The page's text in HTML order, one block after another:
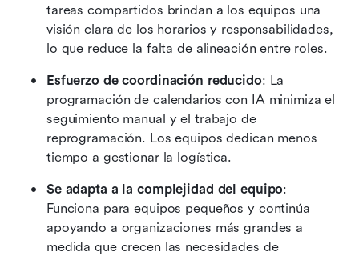
tareas compartidos brindan a los equipos una
visión clara de los horarios y responsabilidades,
lo que reduce la falta de alineación entre roles.
Esfuerzo de coordinación reducido: La
programación de calendarios con IA minimiza el
seguimiento manual y el trabajo de
reprogramación. Los equipos dedican menos
tiempo a gestionar la logística.
Se adapta a la complejidad del equipo:
Funciona para equipos pequeños y continúa
apoyando a organizaciones más grandes a
medida que crecen las necesidades de